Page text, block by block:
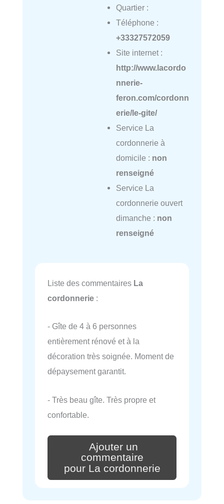
Quartier :
Téléphone :
+33327572059
Site internet :
http://www.lacordo
nnerie-
feron.com/cordonn
erie/le-gite/
Service La
cordonnerie à
domicile : non
renseigné
Service La
cordonnerie ouvert
dimanche : non
renseigné
Liste des commentaires La
cordonnerie :
- Gîte de 4 à 6 personnes
entièrement rénové et à la
décoration très soignée. Moment de
dépaysement garantit.
- Très beau gîte. Très propre et
confortable.
Ajouter un
commentaire
pour La cordonnerie